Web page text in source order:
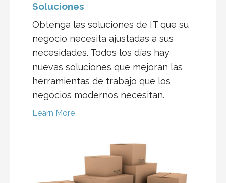
Soluciones
Obtenga las soluciones de IT que su
negocio necesita ajustadas a sus
necesidades. Todos los días hay
nuevas soluciones que mejoran las
herramientas de trabajo que los
negocios modernos necesitan.
Learn More